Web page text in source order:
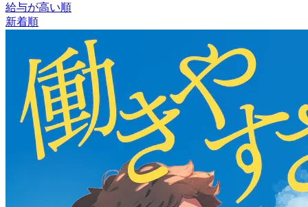
給与が高い順
新着順